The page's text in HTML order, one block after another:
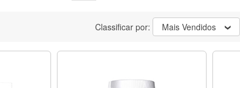
Classificar por: Mais Vendidos